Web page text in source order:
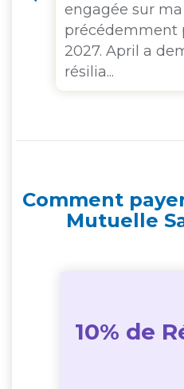
engagée sur
précédemment
2027. April a
résilia...
Comment
Mutuelle
10% de